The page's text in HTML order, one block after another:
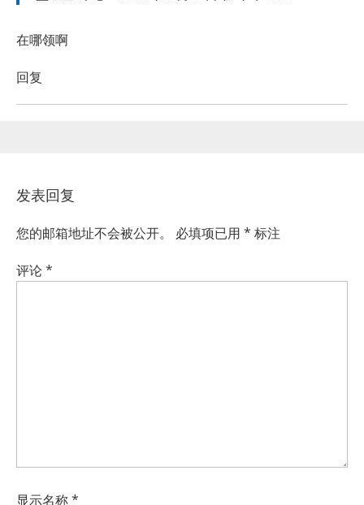
在哪领啊
回复
发表回复
您的邮箱地址不会被公开。 必填项已用 * 标注
评论*
显示名称*